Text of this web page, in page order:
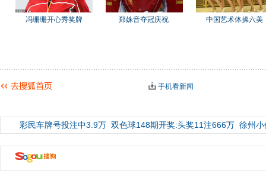
冯珊珊开心秀奖牌 郑姝音夺冠庆祝 中国艺术体操六美
手机看新闻
彩民车牌号投注中3.9万 双色球148期开奖:头奖11注666万 徐州